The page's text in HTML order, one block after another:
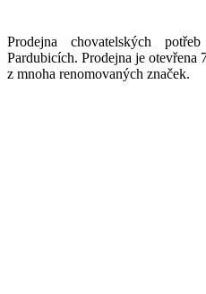
Prodejna chovatelských
Pardubicích. Prodejna je otevřena
z mnoha renomovaných značek.